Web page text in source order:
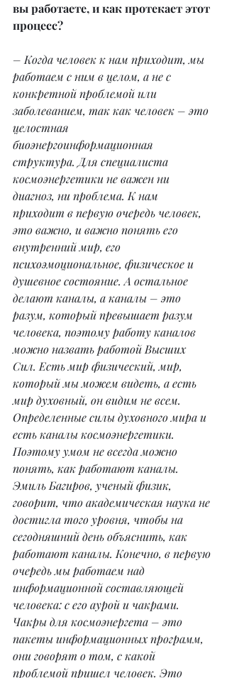
вы работаете, и как протекает этот
процесс?
– Когда человек к нам приходит, мы
работаем с ним в целом, а не с
конкретной проблемой или
заболеванием, так как человек – это
целостная
биоэнергоинформационная
структура. Для специалиста
космоэнергетики не важен ни
диагноз, ни проблема. К нам
приходит в первую очередь человек,
это важно, и важно понять его
внутренний мир, его
психоэмоциональное, физическое и
душевное состояние. А остальное
делают каналы, а каналы – это
разум, который превышает разум
человека, поэтому работу каналов
можно назвать работой Высших
Сил. Есть мир физический, мир,
который мы можем видеть, а есть
мир духовный, он видим не всем.
Определенные силы духовного мира и
есть каналы космоэнергетики.
Поэтому умом не всегда можно
понять, как работают каналы.
Эмиль Багиров, ученый физик,
говорит, что академическая наука не
достигла того уровня, чтобы на
сегодняшний день объяснить, как
работают каналы. Конечно, в первую
очередь мы работаем над
информационной составляющей
человека: с его аурой и чакрами.
Чакры для космоэнергета – это
пакеты информационных программ,
они говорят о том, с какой
проблемой пришел человек. Это